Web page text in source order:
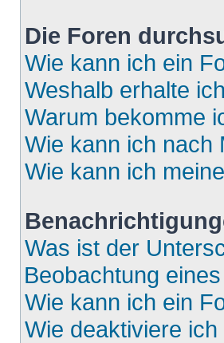
Die Foren
Wie kann ich ein
Weshalb erhalte
Warum bekomme
Wie kann ich nach
Wie kann ich
Was ist der
Beobachtung
Wie kann ich ein
Wie deaktiviere